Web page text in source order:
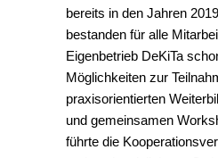
bereits in den Jahren
bestanden für alle
Eigenbetrieb DeKiTa
Möglichkeiten zur
praxisorientierten
und gemeinsamen
führte die